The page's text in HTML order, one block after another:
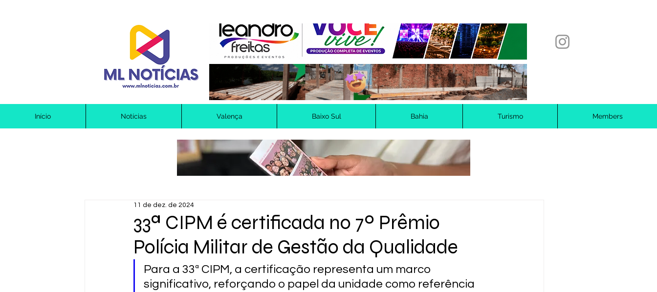
Início Notícias Valença Baixo Sul Bahia Turismo Members
33ª CIPM é certificada no 7º Prêmio
Polícia Militar de Gestão da Qualidade
11 de dez. de 2024
Para a 33ª CIPM, a certificação representa um marco
significativo, reforçando o papel da unidade como referência